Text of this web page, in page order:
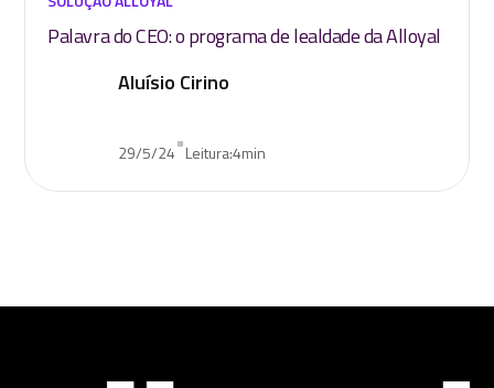
Palavra do CEO: o programa de lealdade da Alloyal
Aluísio Cirino
29/5/24•Leitura:4min